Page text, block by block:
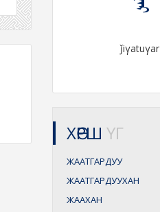
ǰiγatuγar
ХӨРШ ҮГ
ЖААТГАРДУУ
ЖААТГАРДУУХАН
ЖААХАН